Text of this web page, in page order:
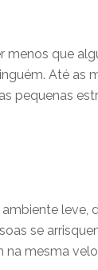
menos que
Até as
pequenas
leve,
se
na mesma